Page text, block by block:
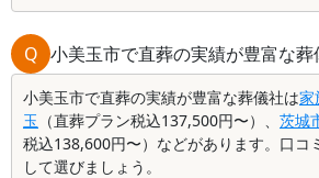
Q 小美玉市で直葬の実績が豊富な葬
小美玉市で直葬の実績が豊富な葬儀社は家
玉 （直葬プラン税込137,500円〜）、 茨城
税込138,600円〜）などがあります。口コ
して選びましょう。